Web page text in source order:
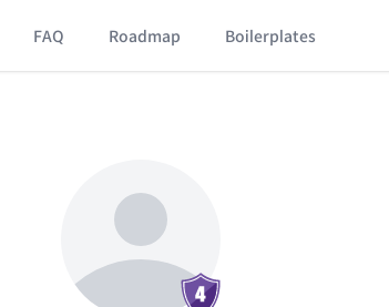
FAQ Roadmap Boilerplates